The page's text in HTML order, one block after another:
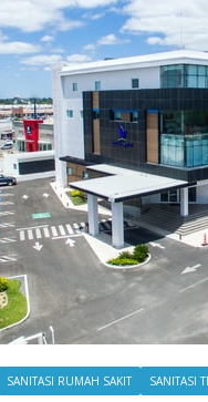
SANITASI RUMAH SAKIT SANITASI